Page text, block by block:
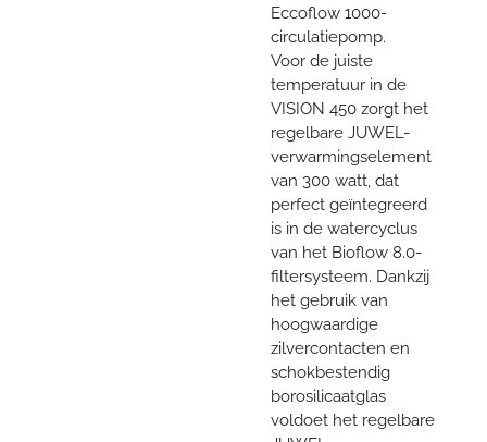
Eccoflow 1000-
circulatiepomp.
Voor de juiste
temperatuur in de
VISION 450 zorgt het
regelbare JUWEL-
verwarmingselement
van 300 watt, dat
perfect geïntegreerd
is in de watercyclus
van het Bioflow 8.0-
filtersysteem. Dankzij
het gebruik van
hoogwaardige
zilvercontacten en
schokbestendig
borosilicaatglas
voldoet het regelbare